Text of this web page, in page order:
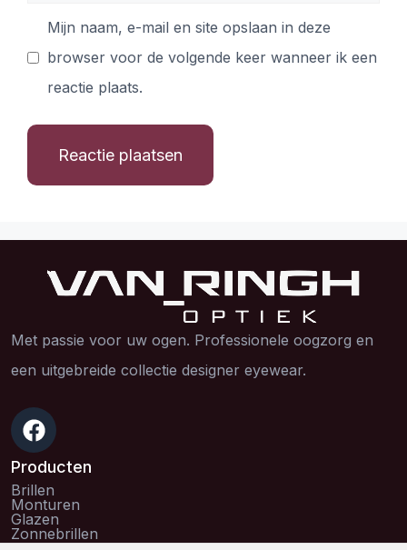
Mijn naam, e-mail en site opslaan in deze
browser voor de volgende keer wanneer ik een
reactie plaats.
Met passie voor uw ogen. Professionele oogzorg en
een uitgebreide collectie designer eyewear.
Producten
Brillen
Monturen
Glazen
Zonnebrillen